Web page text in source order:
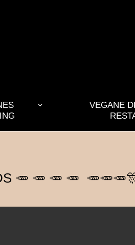
VEGANE
🥕 🥕 🥕 🥕